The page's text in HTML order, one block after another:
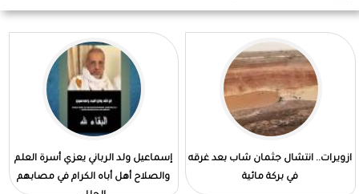
ازويرات.. انتشال جثمان شاب بعد غرقه
في بركة مائية
إسماعيل ولد الرباني يعزي أسرة العلم
والصلاح أهل أباه الكرام في مصابهم